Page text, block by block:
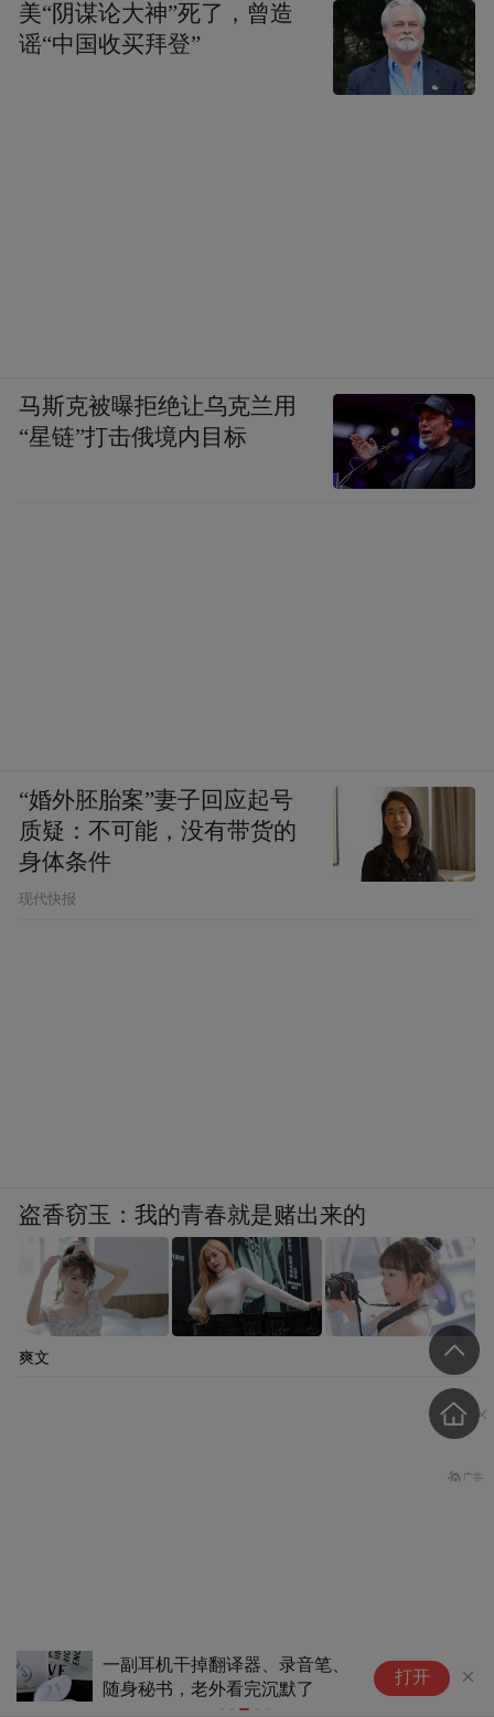
一副耳机干掉翻译器、录音笔、
随身秘书，老外看完沉默了
打开
美“阴谋论大神”死了，曾造
谣“中国收买拜登”
马斯克被曝拒绝让乌克兰用
“星链”打击俄境内目标
“婚外胚胎案”妻子回应起号
质疑：不可能，没有带货的
身体条件
现代快报
盗香窃玉：我的青春就是赌出来的
爽文
美财长断言：再过两年，霍
尔木兹海峡就不重要了